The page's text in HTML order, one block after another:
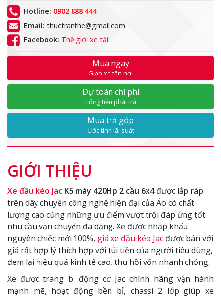
Hotline: 0902 888 444
Email: thuctranthe@gmail.com
Facebook: Thế giới xe tải
Mua ngay
Giao xe tận nơi
Dự toán chi phí
Tổng tiền phải trả
Mua trả góp
Ước tính lãi suất
GIỚI THIỆU
Xe đầu kéo Jac K5 máy 420Hp 2 cầu 6x4được lắp ráp
trên dây chuyền công nghệ hiện đại của Áo có chất
lượng cao cùng những ưu điểm vượt trội đáp ứng tốt
nhu cầu vận chuyển đa dạng. Xe được nhập khẩu
nguyên chiếc mới 100%, giá xe đầu kéo Jac được bán với
giá rất hợp lý thích hợp với túi tiền của người tiêu dùng,
đem lại hiệu quả kinh tế cao, thu hồi vốn nhanh chóng.
Xe được trang bị động cơ Jac chính hãng vận hành
mạnh mẽ, hoạt động bền bỉ, chassi 2 lớp giúp xe